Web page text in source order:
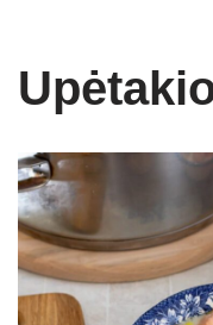
content